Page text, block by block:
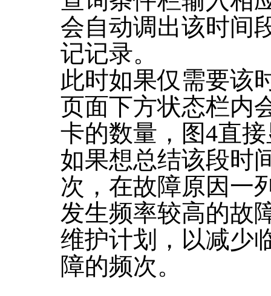
会自动调出该时间
记记录。
此时如果仅需要该
页面下方状态栏内
卡的数量，图4直
如果想总结该段时
次，在故障原因一
发生频率较高的故
维护计划，以减少
障的频次。